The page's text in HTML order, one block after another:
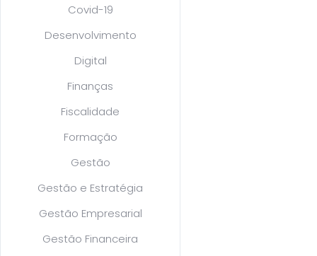
Covid-19
Desenvolvimento
Digital
Finanças
Fiscalidade
Formação
Gestão
Gestão e Estratégia
Gestão Empresarial
Gestão Financeira